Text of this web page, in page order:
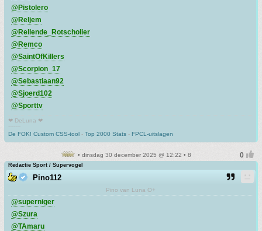
@Pistolero
@Reljem
@Rellende_Rotscholier
@Remco
@SaintOfKillers
@Scorpion_17
@Sebastiaan92
@Sjoerd102
@Sporttv
❤ DeLuna ❤
-------
De FOK! Custom CSS-tool - Top 2000 Stats - FPCL-uitslagen
• dinsdag 30 december 2025 @ 12:22 • 8
Redactie Sport / Supervogel
Pino112
Pino van Luna O+
@superniger
@Szura
@TAmaru